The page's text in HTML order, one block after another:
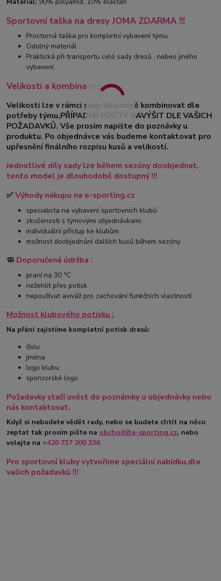
Sportovní taška na dresy JOMA ZDARMA !!!
Prostorná taška pro kompletní vybavení týmu
Odolný materiál
Praktická při transportu celé sady dresů , nebeo jiného
vybavení
Velikosti a kombinace :
Velikosti lze v rámci sady libovolně kombinovat dle
potřeby týmu,PŘÍPADNĚ POČTY NAVÝŠIT DLE VAŠICH
POŽADAVKŮ. Vše prosím napište do poznávky u
produktu. Po objednávce vás budeme kontaktovat pro
upřesnění finálního rozpisu kusů a velikostí.
Jednotlivé díly sady lze během sezóny doobjednat,
tento model je dlouhodobě dostupný !!!
✅Výhody nákupu na e-sporting.cz
specialista na vybavení sportovních klubů
zkušenosti s týmovými objednávkami
individuální přístup ke klubům
možnost doobjednání dalších kusů během sezóny
🧼 Doporučená údržba :
praní na 30 °C
nežehlit přes potisk
nepoužívat aviváž pro zachování funkčních vlastností
Možnost klubového potisku :
Na přání zajistíme kompletní potisk dresů:
číslo
jména
logo klubu
sponzorské logo
Požadavky stačí uvést do poznámky u objednávky nebo
nás kontaktovat.
Když si nebudete vědět rady, nebo se budete chtít na něco
zeptat tak prosím pište na obchod@e-sporting.cz, nebo
volejte na +420 737 200 336
Pro sportovní kluby vytvoříme speciální nabídku,dle
vašich požadavků !!!